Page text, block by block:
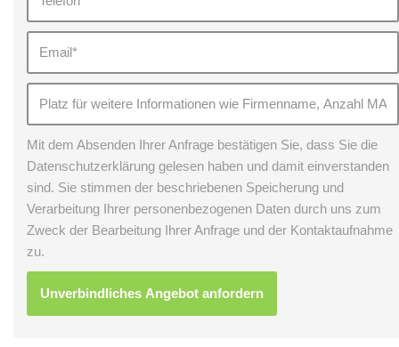
Mit dem Absenden Ihrer Anfrage bestätigen Sie, dass Sie die
Datenschutzerklärung gelesen haben und damit einverstanden
sind. Sie stimmen der beschriebenen Speicherung und
Verarbeitung Ihrer personenbezogenen Daten durch uns zum
Zweck der Bearbeitung Ihrer Anfrage und der Kontaktaufnahme
zu.